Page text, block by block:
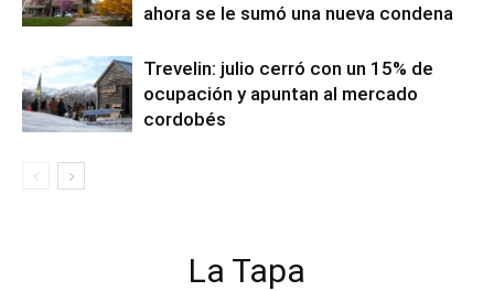
ahora se le sumó una nueva condena
Trevelin: julio cerró con un 15% de
ocupación y apuntan al mercado
cordobés
La Tapa